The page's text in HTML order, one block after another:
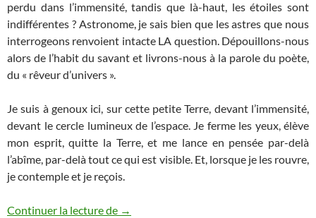
perdu dans l’immensité, tandis que là-haut, les étoiles sont
indifférentes ? Astronome, je sais bien que les astres que nous
interrogeons renvoient intacte LA question. Dépouillons-nous
alors de l’habit du savant et livrons-nous à la parole du poète,
du « rêveur d’univers ».
Je suis à genoux ici, sur cette petite Terre, devant l’immensité,
devant le cercle lumineux de l’espace. Je ferme les yeux, élève
mon esprit, quitte la Terre, et me lance en pensée par-delà
l’abîme, par-delà tout ce qui est visible. Et, lorsque je les rouvre,
je contemple et je reçois.
Continuer la lecture de Terre-mère
→